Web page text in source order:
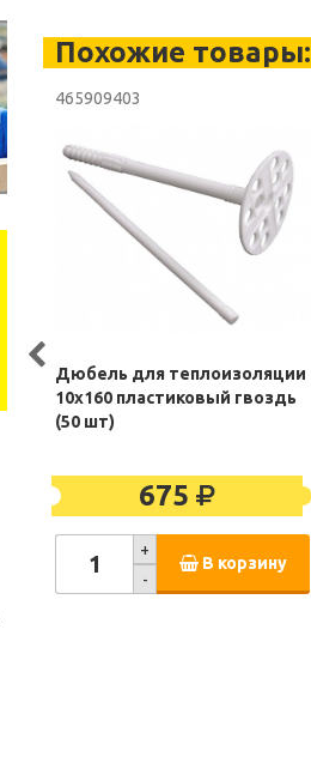
Похожие товары:
465909403
Дюбель для теплоизоляции
10х160 пластиковый гвоздь
(50 шт)
675
+
-
В корзину